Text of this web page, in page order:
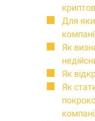
Для
Як
Як
Як